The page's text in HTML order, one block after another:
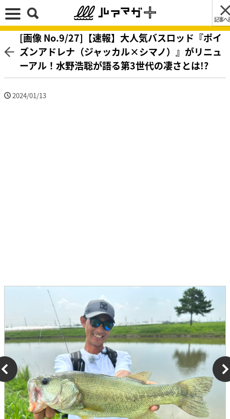
記事へ
[画像 No.9/27]【速報】大人気バスロッド『ポイ
ズンアドレナ（ジャッカル×シマノ）』がリニュ
ーアル！水野浩聡が語る第3世代の凄さとは!?
2024/01/13